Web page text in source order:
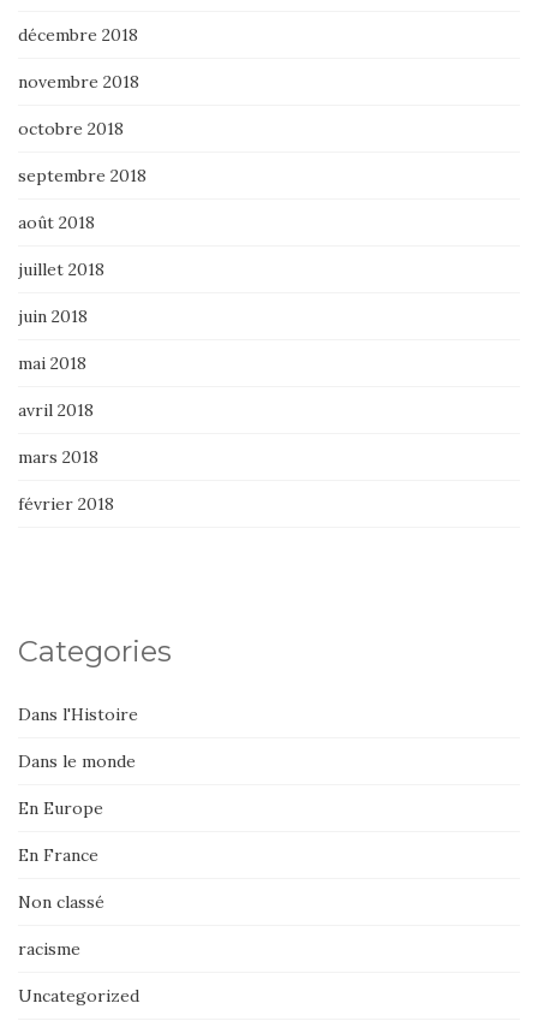
décembre 2018
novembre 2018
octobre 2018
septembre 2018
août 2018
juillet 2018
juin 2018
mai 2018
avril 2018
mars 2018
février 2018
Categories
Dans l'Histoire
Dans le monde
En Europe
En France
Non classé
racisme
Uncategorized